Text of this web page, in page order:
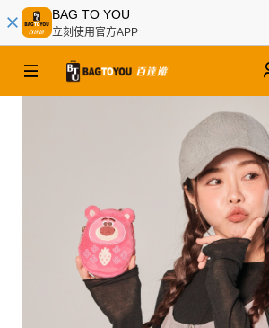
BAG TO YOU
立刻使用官方APP